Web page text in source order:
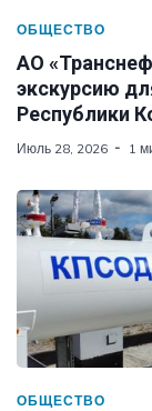
ОБЩЕСТВО
АО
экскурсию
Республики
Июль 28, 2026 1
ОБЩЕСТВО